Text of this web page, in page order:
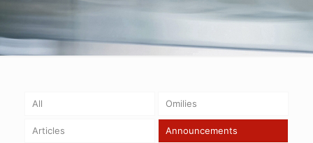
All Omilies
Articles Announcements